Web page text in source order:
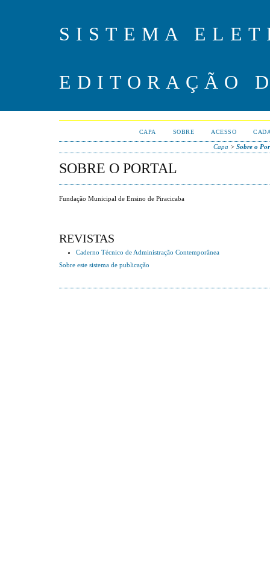
SISTEMA
EDITORAÇÃO
CAPA SOBRE ACESSO
Capa > Sobre o
SOBRE O PORTAL
Fundação Municipal de Ensino de Piracicaba
REVISTAS
Caderno Técnico de Administração Contemporânea
Sobre este sistema de publicação